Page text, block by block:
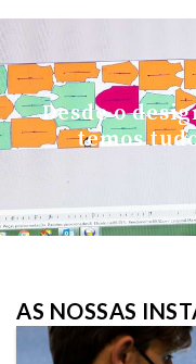
Desde o
temos
AS NOSSAS